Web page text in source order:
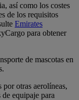
así como los costes
de los requisitos
Emirates
para obtener
de mascotas en
otras aerolíneas,
equipaje para